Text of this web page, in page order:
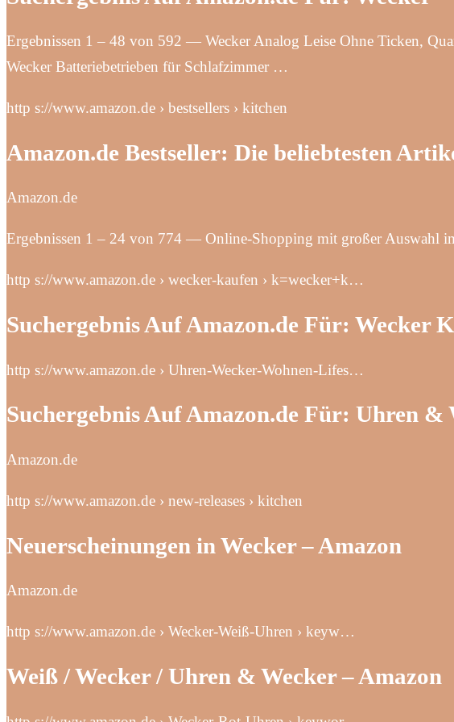
Ergebnissen 1 – 48 von 592 — Wecker Analog Leise Ohne Ticken,
Wecker Batteriebetrieben für Schlafzimmer …
http s://www.amazon.de › bestsellers › kitchen
Amazon.de Bestseller: Die beliebtesten
Amazon.de
Ergebnissen 1 – 24 von 774 — Online-Shopping mit großer Auswahl
http s://www.amazon.de › wecker-kaufen › k=wecker+k…
Suchergebnis Auf Amazon.de Für: Wecker
http s://www.amazon.de › Uhren-Wecker-Wohnen-Lifes…
Suchergebnis Auf Amazon.de Für: Uhren &
Amazon.de
http s://www.amazon.de › new-releases › kitchen
Neuerscheinungen in Wecker – Amazon
Amazon.de
http s://www.amazon.de › Wecker-Weiß-Uhren › keyw…
Weiß / Wecker / Uhren & Wecker – Amazon